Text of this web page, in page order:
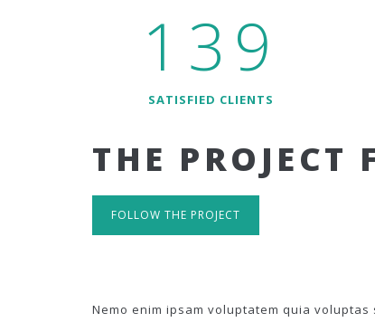
139
SATISFIED CLIENTS
THE PROJECT
FOLLOW THE PROJECT
Nemo enim ipsam voluptatem quia